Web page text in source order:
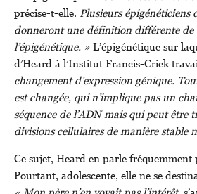
précise-t-elle. Plusieurs épigénéticiens
donneront une définition différente de
l’épigénétique. »L’épigénétique sur
d’Heard à l’Institut Francis-Crick
changement d’expression génique.
est changée, qui n’implique pas un
séquence de l’ADN mais qui peut être
divisions cellulaires de manière stable
Ce sujet, Heard en parle fréquemment
Pourtant, adolescente, elle ne se